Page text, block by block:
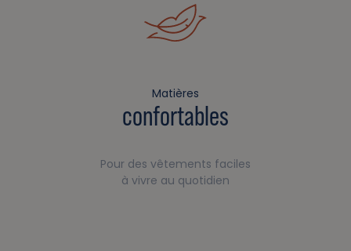
Matières
confortables
Pour des vêtements faciles
à vivre au quotidien